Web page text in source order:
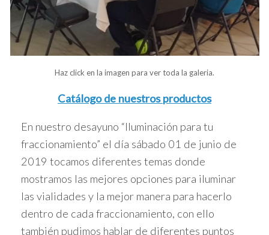
Haz click en la imagen para ver toda la galeria.
Catálogo de nuestros productos
En nuestro desayuno “Iluminación para tu
fraccionamiento” el día sábado 01 de junio de
2019 tocamos diferentes temas donde
mostramos las mejores opciones para iluminar
las vialidades y la mejor manera para hacerlo
dentro de cada fraccionamiento, con ello
también pudimos hablar de diferentes puntos